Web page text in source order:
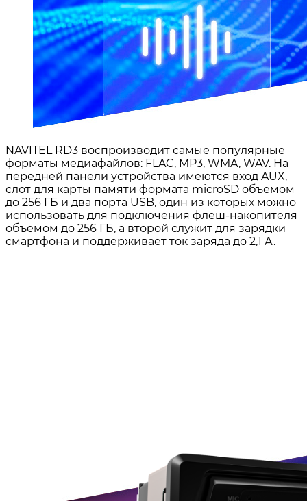
NAVITEL RD3 воспроизводит самые популярные
форматы медиафайлов: FLAC, MP3, WMA, WAV. На
передней панели устройства имеются вход AUX,
слот для карты памяти формата microSD объемом
до 256 ГБ и два порта USB, один из которых можно
использовать для подключения флеш-накопителя
объемом до 256 ГБ, а второй служит для зарядки
смартфона и поддерживает ток заряда до 2,1 А.